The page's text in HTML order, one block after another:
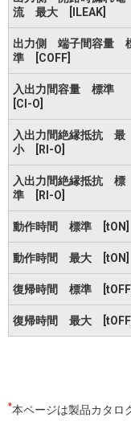
流 最大 [ILEAK]
出力側 端子間容量
準 [COFF]
入出力間容量 標準
[CI-O]
入出力間絶縁抵抗 最
小 [RI-O]
入出力間絶縁抵抗 標
準 [RI-O]
動作時間 標準 [tON]
動作時間 最大 [tON]
復帰時間 標準 [tOFF]
復帰時間 最大 [tOFF]
*本ページは製品カタロ